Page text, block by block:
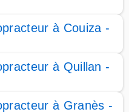
à Couiza -
à Quillan -
à Granès -